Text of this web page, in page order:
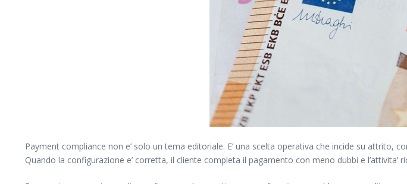
Payment compliance non e’ solo un tema editoriale. E’ una scelta operativa che incide su
Quando la configurazione e’ corretta, il cliente completa il pagamento con meno dubbi e l’attivita’